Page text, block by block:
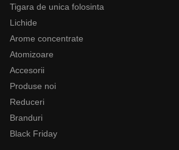
Tigara de unica folosinta
Lichide
Arome concentrate
Atomizoare
Accesorii
Produse noi
Reduceri
Branduri
Black Friday